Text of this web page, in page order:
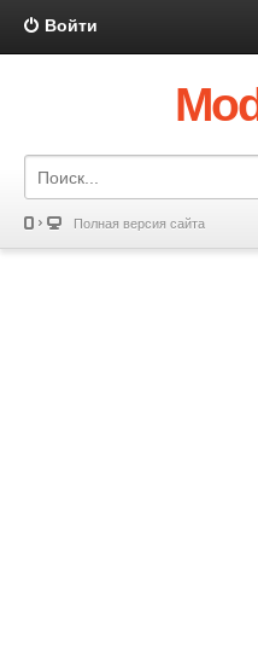
Войти
Полная версия сайта